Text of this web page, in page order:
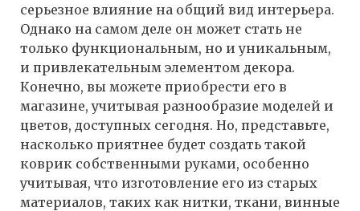
серьезное влияние на общий вид интерьера.
Однако на самом деле он может стать не
только функциональным, но и уникальным,
и привлекательным элементом декора.
Конечно, вы можете приобрести его в
магазине, учитывая разнообразие моделей и
цветов, доступных сегодня. Но, представьте,
насколько приятнее будет создать такой
коврик собственными руками, особенно
учитывая, что изготовление его из старых
материалов, таких как нитки, ткани, винные